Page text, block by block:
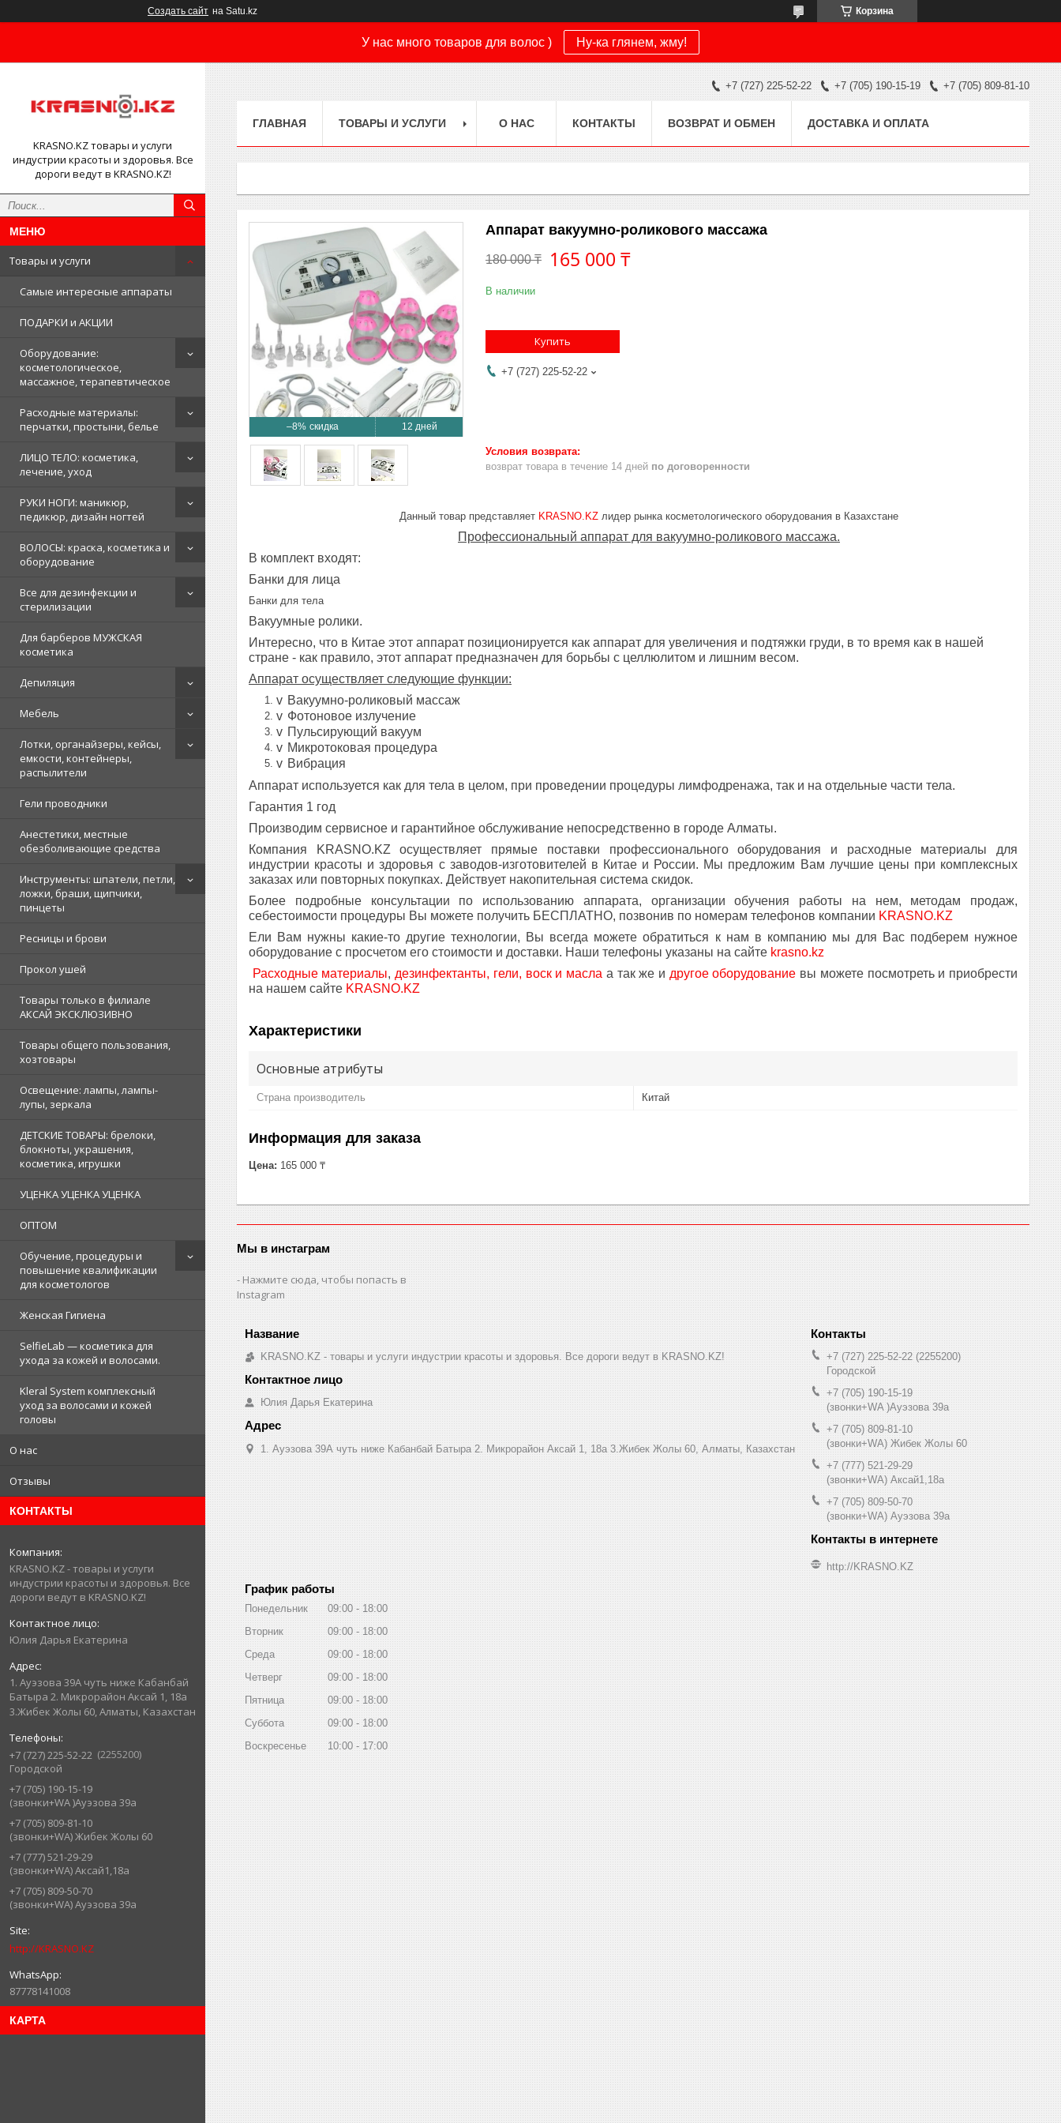
Создать сайт на Satu.kz Корзина
У нас много товаров для волос ) Ну-ка глянем, жму!
KRASNO.KZ товары и услуги
индустрии красоты и здоровья. Все
дороги ведут в KRASNO.KZ!
Товары и услуги
Самые интересные аппараты
ПОДАРКИ и АКЦИИ
Оборудование:
косметологическое,
массажное, терапевтическое
Расходные материалы:
перчатки, простыни, белье
ЛИЦО ТЕЛО: косметика,
лечение, уход
РУКИ НОГИ: маникюр,
педикюр, дизайн ногтей
ВОЛОСЫ: краска, косметика и
оборудование
Все для дезинфекции и
стерилизации
Для барберов МУЖСКАЯ
косметика
Депиляция
Мебель
Лотки, органайзеры, кейсы,
емкости, контейнеры,
распылители
Гели проводники
Анестетики, местные
обезболивающие средства
Инструменты: шпатели, петли,
ложки, браши, щипчики,
пинцеты
Ресницы и брови
Прокол ушей
Товары только в филиале
АКСАЙ ЭКСКЛЮЗИВНО
Товары общего пользования,
хозтовары
Освещение: лампы, лампы-
лупы, зеркала
ДЕТСКИЕ ТОВАРЫ: брелоки,
блокноты, украшения,
косметика, игрушки
УЦЕНКА УЦЕНКА УЦЕНКА
ОПТОМ
Обучение, процедуры и
повышение квалификации
для косметологов
Женская Гигиена
SelfieLab — косметика для
ухода за кожей и волосами.
Kleral System комплексный
уход за волосами и кожей
головы
О нас
Отзывы
КОНТАКТЫ
KRASNO.KZ - товары и услуги
индустрии красоты и здоровья. Все
дороги ведут в KRASNO.KZ!
Юлия Дарья Екатерина
1. Ауэзова 39А чуть ниже Кабанбай
Батыра ㅤㅤㅤㅤㅤㅤㅤㅤㅤㅤㅤㅤㅤㅤ2. ​Микрорайон Аксай 1, 18а
3.Жибек Жолы 60, Алматы, Казахстан
+7 (727) 225-52-22 2255200
Городской
+7 (705) 190-15-19
(звонки+WA )Ауэзова 39а
+7 (705) 809-81-10
(звонки+WA) Жибек Жолы 60
+7 (777) 521-29-29
(звонки+WA) Аксай1,18а
+7 (705) 809-50-70
(звонки+WA) Ауэзова 39а
http://KRASNO.KZ
87778141008
КАРТА
+7 (727) 225-52-22 +7 (705) 190-15-19 +7 (705) 809-81-10
ГЛАВНАЯ ТОВАРЫ И УСЛУГИ О НАС КОНТАКТЫ ВОЗВРАТ И ОБМЕН ДОСТАВКА И ОПЛАТА
–8% 12 дней
Аппарат вакуумно-роликового массажа
180 000 ₸ 165 000 ₸
В наличии
Купить
+7 (727) 225-52-22
возврат товара в течение 14 дней по договоренности
Данный товар представляет KRASNO.KZ лидер рынка косметологического оборудования в Казахстане
Профессиональный аппарат для вакуумно-роликового массажа.
В комплект входят:
Банки для лица
Банки для тела
Вакуумные ролики.
Интересно, что в Китае этот аппарат позиционируется как аппарат для увеличения и подтяжки груди, в то время как в нашей
стране - как правило, этот аппарат предназначен для борьбы с целлюлитом и лишним весом.
Аппарат осуществляет следующие функции:
v Вакуумно-роликовый массаж
v Фотоновое излучение
v Пульсирующий вакуум
v Микротоковая процедура
v Вибрация
Аппарат используется как для тела в целом, при проведении процедуры лимфодренажа, так и на отдельные части тела.
Гарантия 1 год
Производим сервисное и гарантийное обслуживание непосредственно в городе Алматы.
Компания KRASNO.KZ осуществляет прямые поставки профессионального оборудования и расходные материалы для
индустрии красоты и здоровья с заводов-изготовителей в Китае и России. Мы предложим Вам лучшие цены при комплексных
заказах или повторных покупках. Действует накопительная система скидок.
Более подробные консультации по использованию аппарата, организации обучения работы на нем, методам продаж,
себестоимости процедуры Вы можете получить БЕСПЛАТНО, позвонив по номерам телефонов компании KRASNO.KZ
Ели Вам нужны какие-то другие технологии, Вы всегда можете обратиться к нам в компанию мы для Вас подберем нужное
оборудование с просчетом его стоимости и доставки. Наши телефоны указаны на сайте krasno.kz
Расходные материалы, дезинфектанты, гели, воск и масла а так же и другое оборудование вы можете посмотреть и приобрести
на нашем сайте KRASNO.KZ
Характеристики
Основные атрибуты
Страна производитель Китай
Информация для заказа
Цена: 165 000 ₸
Мы в инстаграм
Нажмите сюда, чтобы попасть в
Instagram
KRASNO.KZ - товары и услуги индустрии красоты и здоровья. Все дороги ведут в KRASNO.KZ!
Юлия Дарья Екатерина
1. Ауэзова 39А чуть ниже Кабанбай Батыра ㅤㅤㅤㅤㅤㅤㅤㅤㅤㅤㅤㅤㅤㅤ2. ​Микрорайон Аксай 1, 18а 3.Жибек Жолы 60, Алматы, Казахстан
+7 (727) 225-52-22 2255200
Городской
+7 (705) 190-15-19
(звонки+WA )Ауэзова 39а
+7 (705) 809-81-10
(звонки+WA) Жибек Жолы 60
+7 (777) 521-29-29
(звонки+WA) Аксай1,18а
+7 (705) 809-50-70
(звонки+WA) Ауэзова 39а
http://KRASNO.KZ
График работы
Понедельник 09:00
18:00
Вторник
09:00
18:00
Среда
09:00
18:00
Четверг
09:00
18:00
Пятница
09:00
18:00
Суббота
09:00
18:00
Воскресенье
10:00 17:00